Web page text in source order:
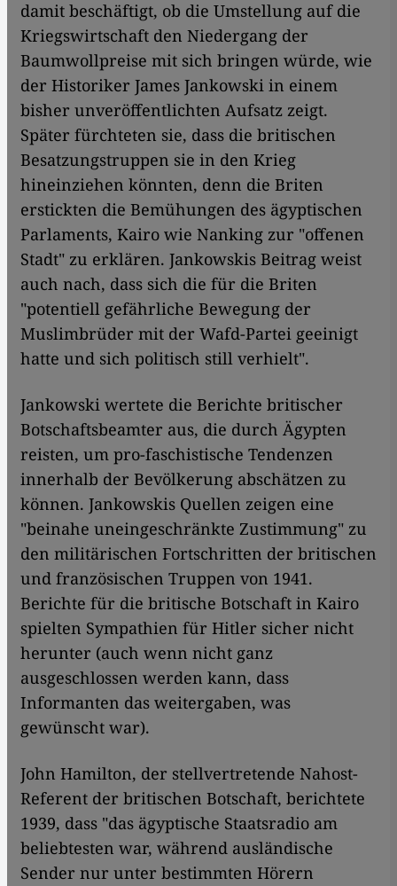
damit beschäftigt, ob die Umstellung auf die
Kriegswirtschaft den Niedergang der
Baumwollpreise mit sich bringen würde, wie
der Historiker James Jankowski in einem
bisher unveröffentlichten Aufsatz zeigt.
Später fürchteten sie, dass die britischen
Besatzungstruppen sie in den Krieg
hineinziehen könnten, denn die Briten
erstickten die Bemühungen des ägyptischen
Parlaments, Kairo wie Nanking zur "offenen
Stadt" zu erklären. Jankowskis Beitrag weist
auch nach, dass sich die für die Briten
"potentiell gefährliche Bewegung der
Muslimbrüder mit der Wafd-Partei geeinigt
hatte und sich politisch still verhielt".
Jankowski wertete die Berichte britischer
Botschaftsbeamter aus, die durch Ägypten
reisten, um pro-faschistische Tendenzen
innerhalb der Bevölkerung abschätzen zu
können. Jankowskis Quellen zeigen eine
"beinahe uneingeschränkte Zustimmung" zu
den militärischen Fortschritten der britischen
und französischen Truppen von 1941.
Berichte für die britische Botschaft in Kairo
spielten Sympathien für Hitler sicher nicht
herunter (auch wenn nicht ganz
ausgeschlossen werden kann, dass
Informanten das weitergaben, was
gewünscht war).
John Hamilton, der stellvertretende Nahost-
Referent der britischen Botschaft, berichtete
1939, dass "das ägyptische Staatsradio am
beliebtesten war, während ausländische
Sender nur unter bestimmten Hörern